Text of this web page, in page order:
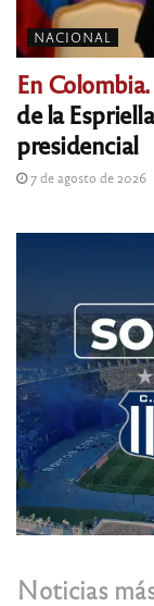
NACIONAL
En Colombia.
de la
presidencial
7 de agosto de 2026
Noticias